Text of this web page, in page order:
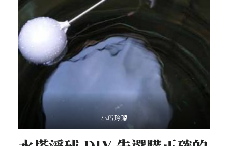
小巧玲瓏